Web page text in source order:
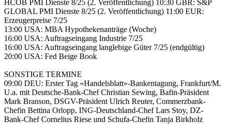
HCOB PMI Dienste 8/25 (2. Veröffentlichung) 10:30 GBR: S&P
GLOBAL PMI Dienste 8/25 (2. Veröffentlichung) 11:00 EUR:
Erzeugerpreise 7/25
13:00 USA: MBA Hypothekenanträge (Woche)
16:00 USA: Auftragseingang Industrie 7/25
16:00 USA: Auftragseingang langlebige Güter 7/25 (endgültig)
20:00 USA: Fed Beige Book
SONSTIGE TERMINE
09:00 DEU: Erster Tag «Handelsblatt»-Bankentagung, Frankfurt/M.
U.a. mit Deutsche-Bank-Chef Christian Sewing, Bafin-Präsident
Mark Branson, DSGV-Präsident Ulrich Reuter, Commerzbank-
Chefin Bettina Orlopp, ING-Deutschland-Chef Lars Stoy, DZ-
Bank-Chef Cornelius Riese und Schufa-Chefin Tanja Birkholz